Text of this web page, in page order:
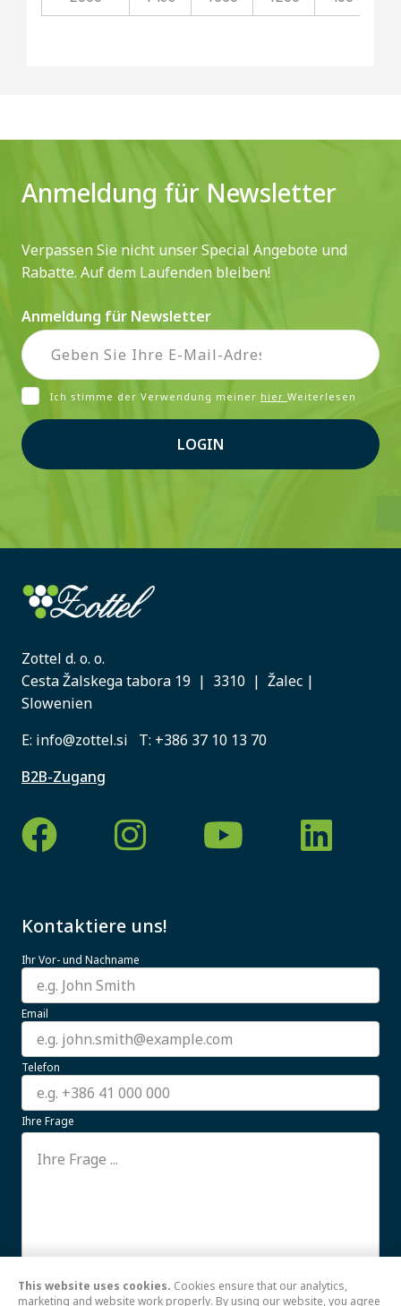
Anmeldung für Newsletter
Verpassen Sie nicht unser Special Angebote und
Rabatte. Auf dem Laufenden bleiben!
Anmeldung für Newsletter
Ich stimme der Verwendung meiner hier Weiterlesen
LOGIN
Zottel d. o. o.
Cesta Žalskega tabora 19 | 3310 | Žalec |
Slowenien
E: info@zottel.si T: +386 37 10 13 70
B2B-Zugang
Kontaktiere uns!
Ihr Vor- und Nachname
Email
Telefon
Ihre Frage
Ich stimme der Verwendung meiner hierWeiterlesen
This website uses cookies. Cookies ensure that our analytics,
marketing and website work properly. By using our website, you agree